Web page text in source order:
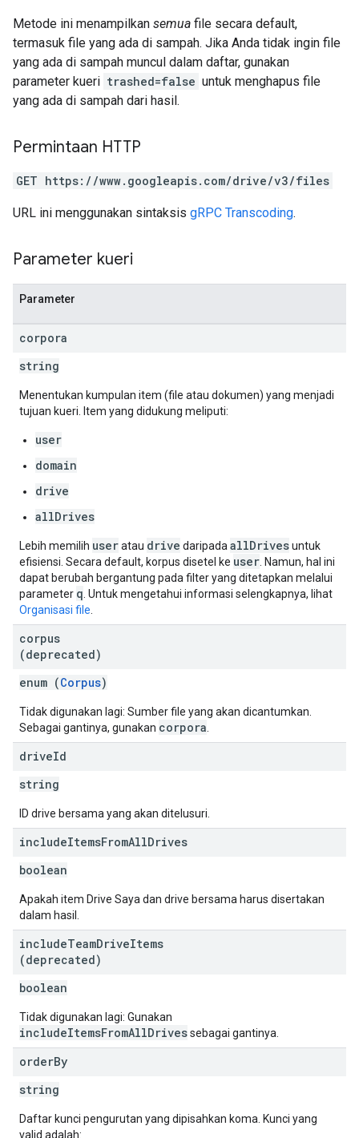
Metode ini menampilkan semua file secara default,
termasuk file yang ada di sampah. Jika Anda tidak ingin file
yang ada di sampah muncul dalam daftar, gunakan
parameter kueri trashed=false untuk menghapus file
yang ada di sampah dari hasil.
Permintaan HTTP
GET https://www.googleapis.com/drive/v3/files
URL ini menggunakan sintaksis gRPC Transcoding.
Parameter kueri
Parameter
corpora
string
Menentukan kumpulan item (file atau dokumen) yang menjadi
tujuan kueri. Item yang didukung meliputi:
user
domain
drive
allDrives
Lebih memilih useratau drive daripada allDrivesuntuk
efisiensi. Secara default, korpus disetel ke user . Namun, hal ini
dapat berubah bergantung pada filter yang ditetapkan melalui
parameter q . Untuk mengetahui informasi selengkapnya, lihat
Organisasi file
corpus
(deprecated)
enum (Corpus)
Tidak digunakan lagi: Sumber file yang akan dicantumkan.
Sebagai gantinya, gunakan corpora
driveId
string
ID drive bersama yang akan ditelusuri.
includeItemsFromAllDrives
boolean
Apakah item Drive Saya dan drive bersama harus disertakan
dalam hasil.
includeTeamDriveItems
(deprecated)
boolean
Tidak digunakan lagi: Gunakan
includeItemsFromAllDrivessebagai gantinya.
orderBy
string
Daftar kunci pengurutan yang dipisahkan koma. Kunci yang
valid adalah: